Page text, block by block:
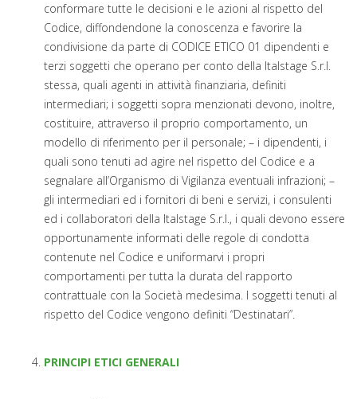
conformare tutte le decisioni e le azioni al rispetto del
Codice, diffondendone la conoscenza e favorire la
condivisione da parte di CODICE ETICO 01 dipendenti e
terzi soggetti che operano per conto della Italstage S.r.l.
stessa, quali agenti in attività finanziaria, definiti
intermediari; i soggetti sopra menzionati devono, inoltre,
costituire, attraverso il proprio comportamento, un
modello di riferimento per il personale; – i dipendenti, i
quali sono tenuti ad agire nel rispetto del Codice e a
segnalare all’Organismo di Vigilanza eventuali infrazioni; –
gli intermediari ed i fornitori di beni e servizi, i consulenti
ed i collaboratori della Italstage S.r.l., i quali devono essere
opportunamente informati delle regole di condotta
contenute nel Codice e uniformarvi i propri
comportamenti per tutta la durata del rapporto
contrattuale con la Società medesima. I soggetti tenuti al
rispetto del Codice vengono definiti “Destinatari”.
PRINCIPI ETICI GENERALI